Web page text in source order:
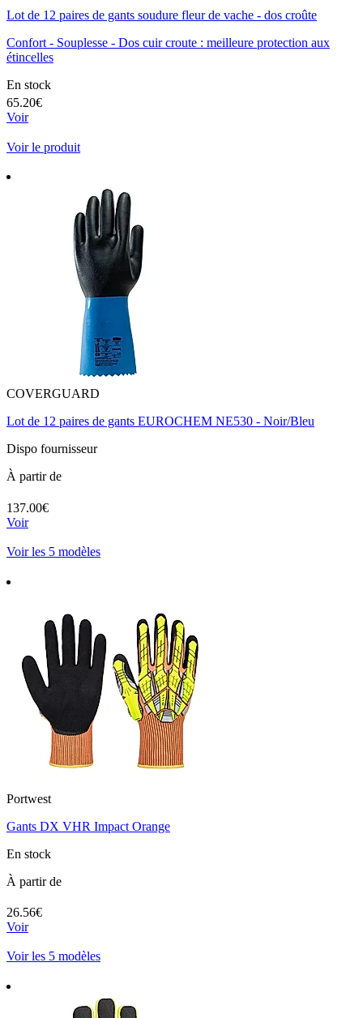
Lot de 12 paires de gants soudure fleur de vache - dos croûte
Confort - Souplesse - Dos cuir croute : meilleure protection aux
étincelles
En stock
65.20€
Voir
Voir le produit
COVERGUARD
Lot de 12 paires de gants EUROCHEM NE530 - Noir/Bleu
Dispo fournisseur
À partir de
137.00€
Voir
Voir les 5 modèles
Portwest
Gants DX VHR Impact Orange
En stock
À partir de
26.56€
Voir
Voir les 5 modèles